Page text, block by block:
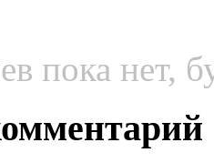
пока нет,